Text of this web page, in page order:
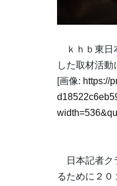
ｋｈｂ東日
した取材活
[画像: https://
日本記者ク
るために２